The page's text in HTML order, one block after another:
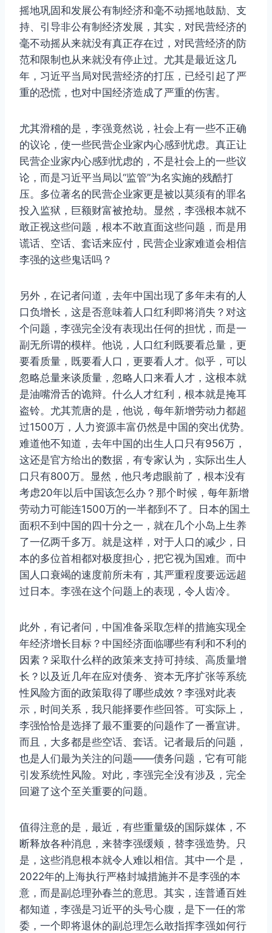
摇地巩固和发展公有制经济和毫不动摇地鼓励、支
持、引导非公有制经济发展，其实，对民营经济的
毫不动摇从来就没有真正存在过，对民营经济的防
范和限制也从来就没有停止过。尤其是最近这几
年，习近平当局对民营经济的打压，已经引起了严
重的恐慌，也对中国经济造成了严重的伤害。
尤其滑稽的是，李强竟然说，社会上有一些不正确
的议论，使一些民营企业家内心感到忧虑。真正让
民营企业家内心感到忧虑的，不是社会上的一些议
论，而是习近平当局以“监管”为名实施的残酷打
压。多位著名的民营企业家更是被以莫须有的罪名
投入监狱，巨额财富被抢劫。显然，李强根本就不
敢正视这些问题，根本不敢直面这些问题，而是用
谎话、空话、套话来应付，民营企业家难道会相信
李强的这些鬼话吗？
另外，在记者问道，去年中国出现了多年未有的人
口负增长，这是否意味着人口红利即将消失？对这
个问题，李强完全没有表现出任何的担忧，而是一
副无所谓的模样。他说，人口红利既要看总量，更
要看质量，既要看人口，更要看人才。似乎，可以
忽略总量来谈质量，忽略人口来看人才，这根本就
是油嘴滑舌的诡辩。什么人才红利，根本就是掩耳
盗铃。尤其荒唐的是，他说，每年新增劳动力都超
过1500万，人力资源丰富仍然是中国的突出优势。
难道他不知道，去年中国的出生人口只有956万，
这还是官方给出的数据，有专家认为，实际出生人
口只有800万。显然，他只考虑眼前了，根本没有
考虑20年以后中国该怎么办？那个时候，每年新增
劳动力可能连1500万的一半都到不了。日本的国土
面积不到中国的四十分之一，就在几个小岛上生养
了一亿两千多万。就是这样，对于人口的减少，日
本的多位首相都对极度担心，把它视为国难。而中
国人口衰竭的速度前所未有，其严重程度要远远超
过日本。李强在这个问题上的表现，令人齿冷。
此外，有记者问，中国准备采取怎样的措施实现全
年经济增长目标？中国经济面临哪些有利和不利的
因素？采取什么样的政策来支持可持续、高质量增
长？以及近几年在应对债务、资本无序扩张等系统
性风险方面的政策取得了哪些成效？李强对此表
示，时间关系，我只能择要作些回答。可实际上，
李强恰恰是选择了最不重要的问题作了一番宣讲。
而且，大多都是些空话、套话。记者最后的问题，
也是人们最为关注的问题——债务问题，它有可能
引发系统性风险。对此，李强完全没有涉及，完全
回避了这个至关重要的问题。
值得注意的是，最近，有些重量级的国际媒体，不
断释放各种消息，来替李强缓颊，替李强造势。只
是，这些消息根本就令人难以相信。其中一个是，
2022年的上海执行严格封城措施并不是李强的本
意，而是副总理孙春兰的意思。其实，连普通百姓
都知道，李强是习近平的头号心腹，是下一任的常
委，一个即将退休的副总理怎么敢指挥李强如何行